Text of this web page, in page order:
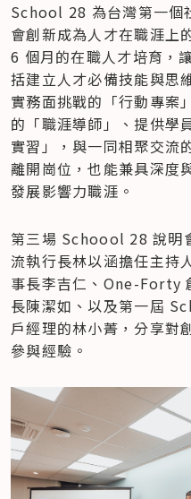
School 28 為台灣第一個
會創新成為人才在職涯上
6 個月的在職人才培育，
括建立人才必備技能與思
實務面挑戰的「行動專案
的「職涯導師」、提供學
實習」，與一同相聚交流
離開崗位，也能兼具深度
發展影響力職涯。
第三場 Schoool 28 說明
流執行長林以涵擔任主持
事長李吉仁、One-Forty
長陳潔如、以及第一屆
戶經理的林小菁，分享
參與經驗。